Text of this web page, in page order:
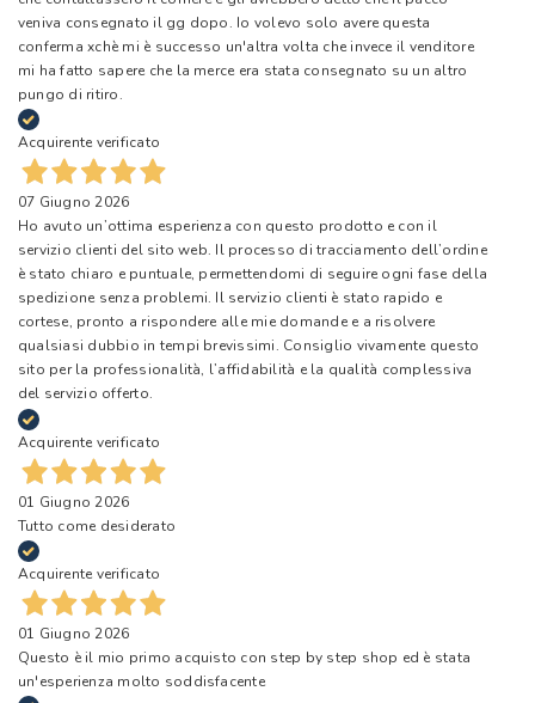
veniva consegnato il gg dopo. Io volevo solo avere questa
conferma xchè mi è successo un'altra volta che invece il venditore
mi ha fatto sapere che la merce era stata consegnato su un altro
pungo di ritiro.
Acquirente verificato
07 Giugno 2026
Ho avuto un’ottima esperienza con questo prodotto e con il
servizio clienti del sito web. Il processo di tracciamento dell’ordine
è stato chiaro e puntuale, permettendomi di seguire ogni fase della
spedizione senza problemi. Il servizio clienti è stato rapido e
cortese, pronto a rispondere alle mie domande e a risolvere
qualsiasi dubbio in tempi brevissimi. Consiglio vivamente questo
sito per la professionalità, l’affidabilità e la qualità complessiva
del servizio offerto.
Acquirente verificato
01 Giugno 2026
Tutto come desiderato
Acquirente verificato
01 Giugno 2026
Questo è il mio primo acquisto con step by step shop ed è stata
un'esperienza molto soddisfacente